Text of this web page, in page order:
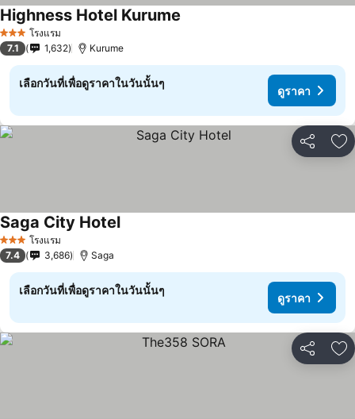
3 ดาว โรงแรม
Highness Hotel Kurume
7.1 1,632 Kurume
เลือกวันที่เพื่อดูราคาในวันนั้นๆ
ดูราคา
แชร์ เ
3 ดาว โรงแรม
Saga City Hotel
7.4 3,686 Saga
เลือกวันที่เพื่อดูราคาในวันนั้นๆ
ดูราคา
แชร์ เ